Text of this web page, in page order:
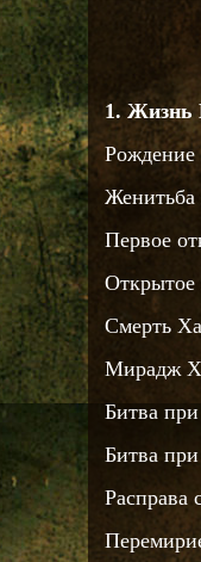
1. Жизнь
Первое
Открытое
Смерть
Мирадж
Битва
Битва
Расправа